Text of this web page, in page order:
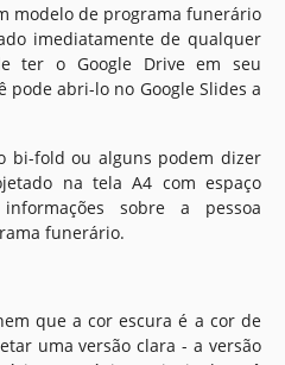
modelo de programa funerário
imediatamente de qualquer
ter o Google Drive em seu
pode abri-lo no Google Slides a
bi-fold ou alguns podem dizer
na tela A4 com espaço
sobre a pessoa
funerário.
que a cor escura é a cor de
uma versão clara - a versão